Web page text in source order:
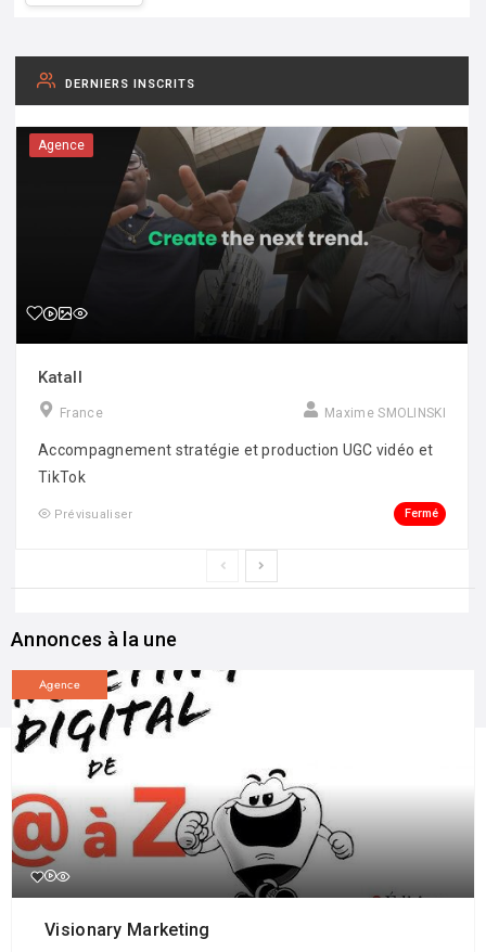
DERNIERS INSCRITS
Agence
Katall
France Maxime SMOLINSKI
Accompagnement stratégie et production UGC vidéo et
TikTok
Prévisualiser Fermé
Annonces à la une
Agence
Visionary Marketing